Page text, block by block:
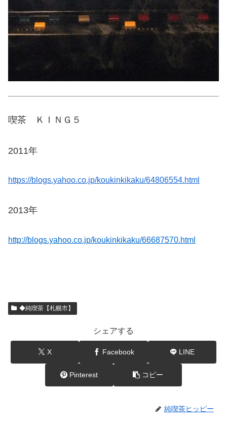
喫茶 ＫＩＮＧ５
2011年
https://blogs.yahoo.co.jp/koukinkikaku/64806554.html
2013年
http://blogs.yahoo.co.jp/koukinkikaku/66687570.html
◆純喫茶【札幌市】
シェアする
X Facebook LINE
Pinterest コピー
純喫茶ヒッピー